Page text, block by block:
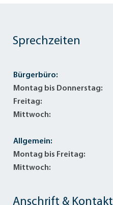
Anschrift & Kontakt
Sprechzeiten
Bürgerbüro:
Montag bis Donnerstag:
Freitag:
Mittwoch:
Allgemein:
Montag bis Freitag:
Mittwoch: